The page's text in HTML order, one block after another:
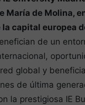
María de Molina,
capital europea
de un
global y
de última
la prestigiosa IE